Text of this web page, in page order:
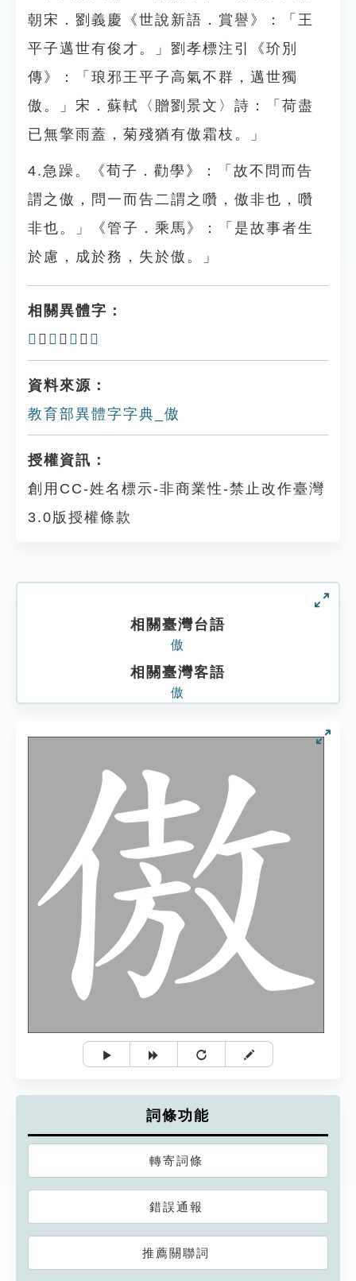
朝宋．劉義慶《世說新語．賞譽》：「王
平子邁世有俊才。」劉孝標注引《玠別
傳》：「琅邪王平子高氣不群，邁世獨
傲。」宋．蘇軾〈贈劉景文〉詩：「荷盡
已無擎雨蓋，菊殘猶有傲霜枝。」
4.急躁。《荀子．勸學》：「故不問而告
謂之傲，問一而告二謂之囋，傲非也，囋
非也。」《管子．乘馬》：「是故事者生
於慮，成於務，失於傲。」
相關異體字：
𢕟 、 慠 、 㥿 、 𢢡
資料來源：
教育部異體字字典_傲
授權資訊：
創用CC-姓名標示-非商業性-禁止改作臺灣
3.0版授權條款
相關臺灣台語
傲
相關臺灣客語
傲
詞條功能
轉寄詞條
錯誤通報
推薦關聯詞